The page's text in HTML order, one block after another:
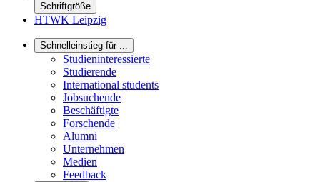
Schriftgröße
HTWK Leipzig
Schnelleinstieg für ...
Studieninteressierte
Studierende
International students
Jobsuchende
Beschäftigte
Forschende
Alumni
Unternehmen
Medien
Feedback